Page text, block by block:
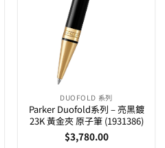
DUOFOLD 系列
Parker Duofold系列 – 亮黑鍍
23K 黃金夾 原子筆 (1931386)
$3,780.00